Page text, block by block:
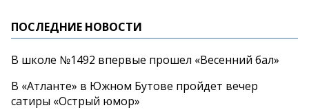
ПОСЛЕДНИЕ НОВОСТИ
В школе №1492 впервые прошел «Весенний бал»
В «Атланте» в Южном Бутове пройдет вечер
сатиры «Острый юмор»